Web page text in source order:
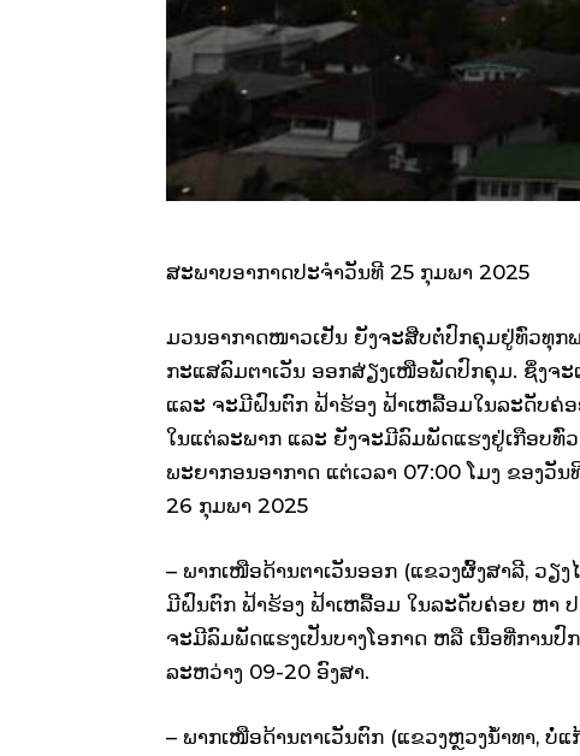
ສະພາບອາກາດປະຈຳວັນທີ 25 ກຸມພາ 2025
ມວນອາກາດໜາວເຢັນ ຍັງຈະສືບຕໍໍ່ປົກຄຸມຢູ່ທົ່ວທຸກ
ກະແສລົມຕາເວັນ ອອກສ່ຽງເໜືອພັດປົກຄຸມ. ຊຶ່ງຈ
ແລະ ຈະມີຝົນຕົກ ຟ້າຮ້ອງ ຟ້າເຫລື້ອມໃນລະດັບຄ່
ໃນແຕ່ລະພາກ ແລະ ຍັງຈະມີລົມພັດແຮງຢູ່ເກືອບທົ່
ພະຍາກອນອາກາດ ແຕ່ເວລາ 07:00 ໂມງ ຂອງວັ
26 ກຸມພາ 2025
– ພາກເໜືອດ້ານຕາເວັນອອກ (ແຂວງຜົ້ງສາລີ, ວຽ
ມີຝົນຕົກ ຟ້າຮ້ອງ ຟ້າເຫລື້ອມ ໃນລະດັບຄ່ອຍ ຫາ
ຈະມີລົມພັດແຮງເປັນບາງໂອກາດ ຫລື ເນື້ອທີ່ການ
ລະຫວ່າງ 09-20 ອົງສາ.
– ພາກເໜືອດ້ານຕາເວັນຕົກ (ແຂວງຫຼວງນໍ້າທາ, ບໍໍ່